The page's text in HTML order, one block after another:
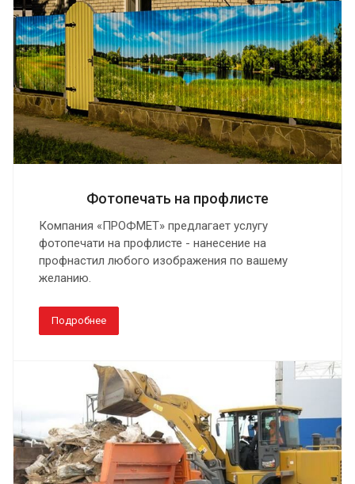
Фотопечать на профлисте
Компания «ПРОФМЕТ» предлагает услугу
фотопечати на профлисте - нанесение на
профнастил любого изображения по вашему
желанию.
Подробнее